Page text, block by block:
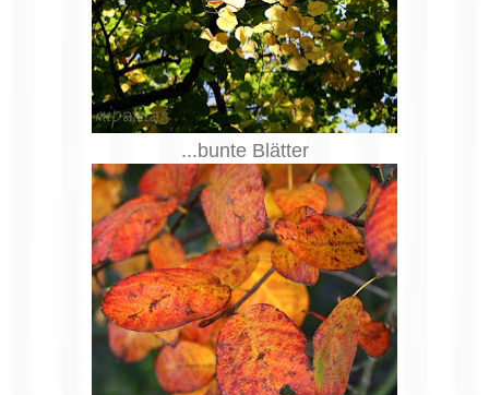
...bunte Blätter